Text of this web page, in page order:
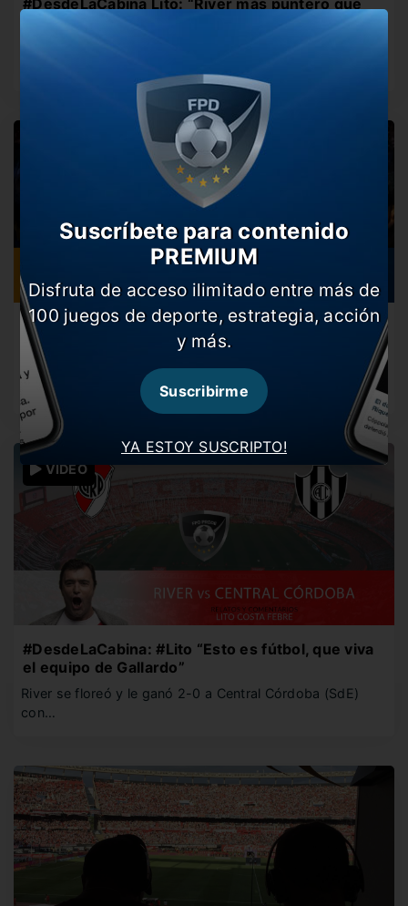
#DesdeLaCabina Lito: “River más puntero que
todos ¿Qué me vienen a hablar de presión?”
#DesdeLaCabina #Leto “Boca está vivo y da
pelea”
El equipo de Miguel Ángel Russo se subió a la cima
junto…
VIDEO
#DesdeLaCabina: #Lito “Esto es fútbol, que viva
el equipo de Gallardo”
River se floreó y le ganó 2-0 a Central Córdoba (SdE)
con…
YA ESTOY SUSCRIPTO!
Suscríbete para contenido
PREMIUM
Disfruta de acceso ilimitado entre más de
100 juegos de deporte, estrategia, acción
y más.
Suscribirme